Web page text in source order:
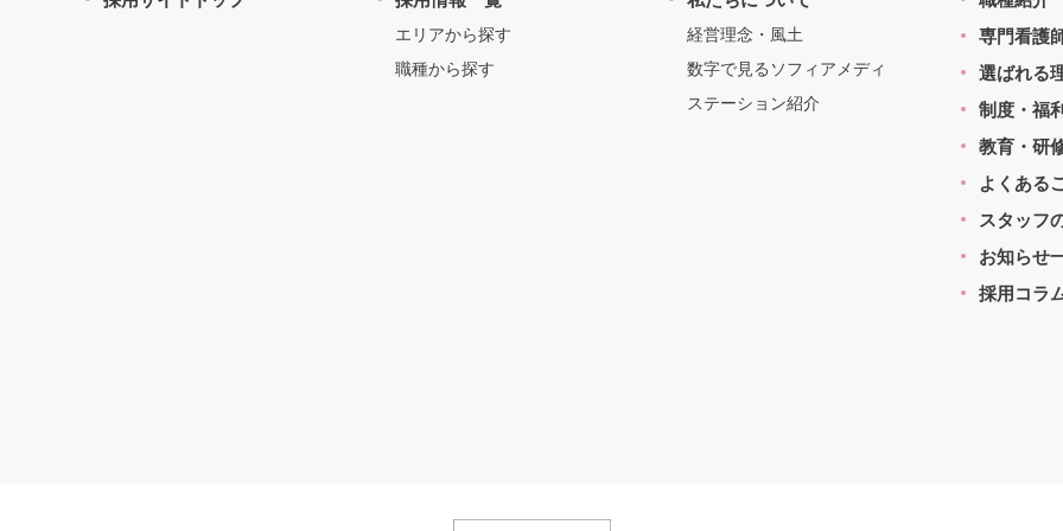
エリアから探す
職種から探す
経営理念・風土
数字で見るソフィアメディ
ステーション紹介
専門看護
選ばれる
制度・福
教育・研
よくある
スタッフ
お知らせ
採用コラ